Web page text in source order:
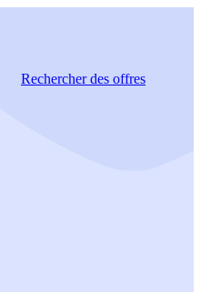
Rechercherdes offres